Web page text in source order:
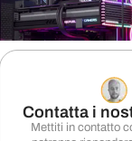
Contatta i
Mettiti in contatto